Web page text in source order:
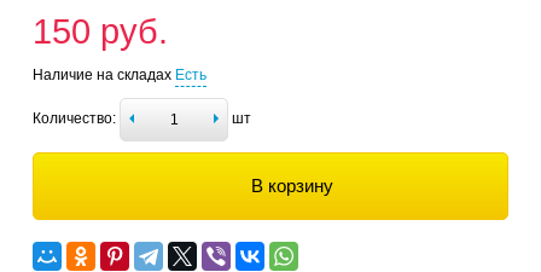
150 руб.
Наличие на складах Есть
Количество: шт
В корзину